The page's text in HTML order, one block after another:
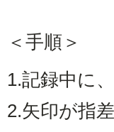
＜手順＞
1.記録中に
2.矢印が指